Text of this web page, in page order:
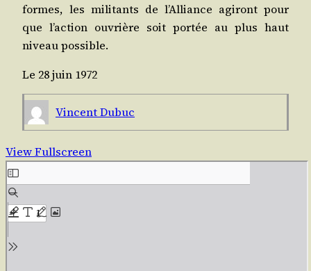
formes, les mili­tants de l’Al­liance agi­ront pour
que l’ac­tion ouvrière soit por­tée au plus haut
niveau possible.
Le 28 juin 1972
Vincent Dubuc
View Fullscreen